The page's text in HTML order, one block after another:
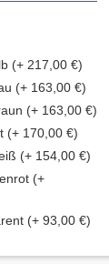
(+ 217,00 €)
(+ 163,00 €)
(+ 163,00 €)
(+ 170,00 €)
(+ 154,00 €)
(+
(+ 93,00 €)